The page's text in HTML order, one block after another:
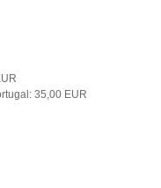
35,00 EUR